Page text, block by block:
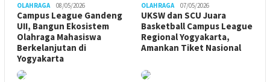
OLAHRAGA 08/05/2026
Campus League Gandeng
UII, Bangun Ekosistem
Olahraga Mahasiswa
Berkelanjutan di
Yogyakarta
OLAHRAGA 07/05/2026
UKSW dan SCU Juara
Basketball Campus League
Regional Yogyakarta,
Amankan Tiket Nasional